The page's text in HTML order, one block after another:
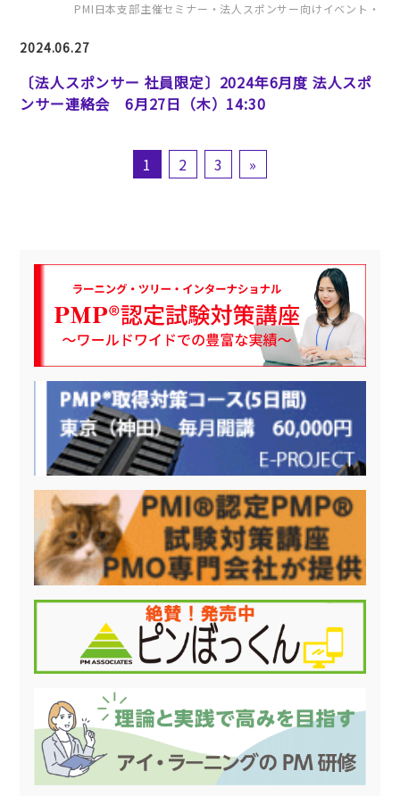
PMI日本支部主催セミナー・法人スポンサー向けイベント・
2024.06.27
〔法人スポンサー 社員限定〕2024年6月度 法人スポ
ンサー連絡会 6月27日（木）14:30
1 2 3 »